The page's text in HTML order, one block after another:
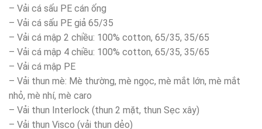
– Vải cá sấu PE cán ống
– Vải cá sấu PE giả 65/35
– Vải cá mập 2 chiều: 100% cotton, 65/35, 35/65
– Vải cá mập 4 chiều: 100% cotton, 65/35, 35/65
– Vải cá mập PE
– Vải thun mè: Mè thường, mè ngọc, mè mắt lớn, mè mắt
nhỏ, mè nhí, mè caro
– Vải thun Interlock (thun 2 mặt, thun Sẹc xây)
– Vải thun Visco (vải thun dẻo)